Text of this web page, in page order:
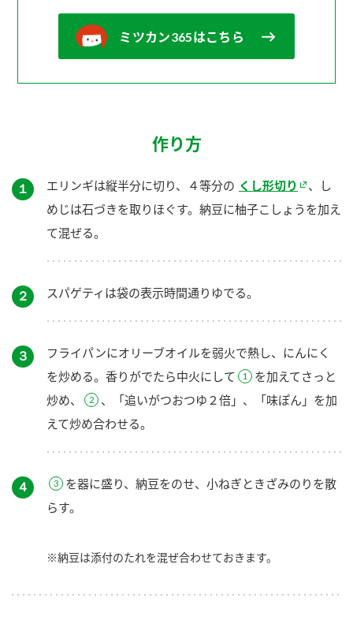
ミツカン365はこちら
作り方
１ エリンギは縦半分に切り、４等分の くし形切り
、し
めじは石づきを取りほぐす。納豆に柚子こしょうを加え
て混ぜる。
２ スパゲティは袋の表示時間通りゆでる。
３
フライパンにオリーブオイルを弱火で熱し、にんにく
を炒める。香りがでたら中火にして
を加えてさっと
炒め、
、「追いがつおつゆ２倍」、「味ぽん」を加
えて炒め合わせる。
４
を器に盛り、納豆をのせ、小ねぎときざみのりを散
らす。
※納豆は添付のたれを混ぜ合わせておきます。